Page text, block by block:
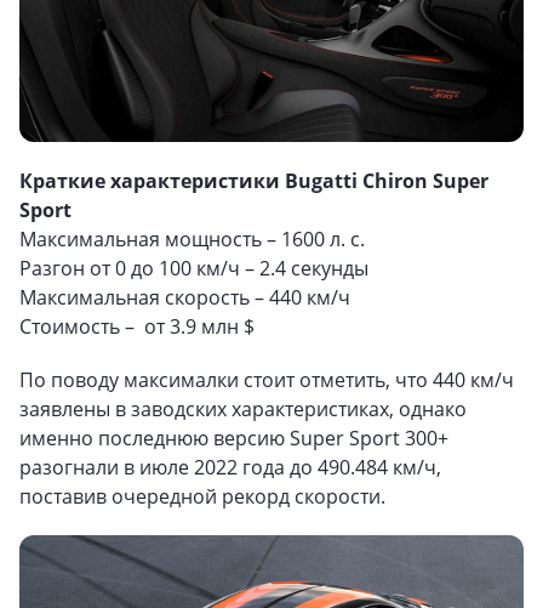
Краткие характеристики Bugatti Chiron Super
Sport
Максимальная мощность – 1600 л. с.
Разгон от 0 до 100 км/ч – 2.4 секунды
Максимальная скорость – 440 км/ч
Стоимость – от 3.9 млн $
По поводу максималки стоит отметить, что 440 км/ч
заявлены в заводских характеристиках, однако
именно последнюю версию Super Sport 300+
разогнали в июле 2022 года до 490.484 км/ч,
поставив очередной рекорд скорости.